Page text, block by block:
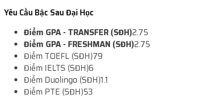
Yêu Cầu Bậc Sau Đại Học
Điểm GPA - TRANSFER (SĐH)2.75
Điểm GPA - FRESHMAN (SĐH)2.75
Điểm TOEFL (SĐH)79
Điểm IELTS (SĐH)6
Điểm Duolingo (SĐH)1.1
Điểm PTE (SĐH)53